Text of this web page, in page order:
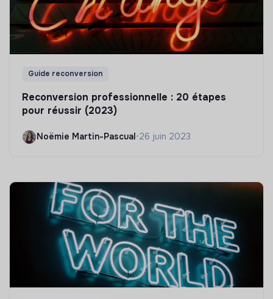
Guide reconversion
Reconversion professionnelle : 20 étapes
pour réussir (2023)
Noëmie Martin-Pascual•26 juin 2023